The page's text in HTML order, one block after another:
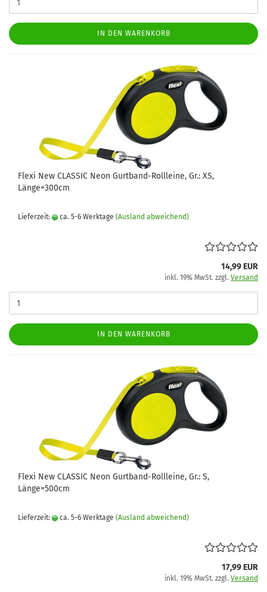
IN DEN WARENKORB
Flexi New CLASSIC Neon Gurtband-Rollleine, Gr.: XS,
Länge=300cm
Lieferzeit: ca. 5-6 Werktage (Ausland abweichend)
14,99 EUR
inkl. 19% MwSt. zzgl. Versand
IN DEN WARENKORB
Flexi New CLASSIC Neon Gurtband-Rollleine, Gr.: S,
Länge=500cm
Lieferzeit: ca. 5-6 Werktage (Ausland abweichend)
17,99 EUR
inkl. 19% MwSt. zzgl. Versand